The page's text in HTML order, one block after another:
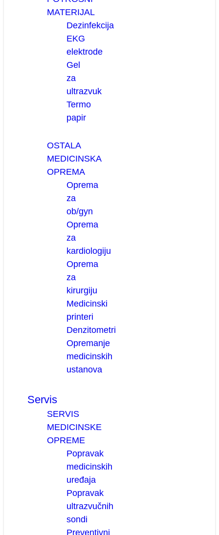
MATERIJAL
Dezinfekcija
EKG
elektrode
Gel
za
ultrazvuk
Termo
papir
OSTALA
MEDICINSKA
OPREMA
Oprema
za
ob/gyn
Oprema
za
kardiologiju
Oprema
za
kirurgiju
Medicinski
printeri
Denzitometri
Opremanje
medicinskih
ustanova
Servis
SERVIS
MEDICINSKE
OPREME
Popravak
medicinskih
uređaja
Popravak
ultrazvučnih
sondi
Preventivni